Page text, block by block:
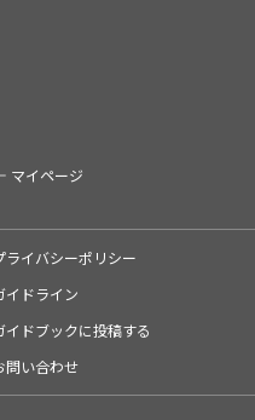
マイページ
ライバシーポリシー
イドライン
イドブックに投稿する
問い合わせ